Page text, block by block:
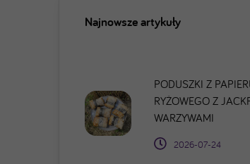
Najnowsze artykuły
PODUSZKI Z
RYŻOWEGO Z
WARZYWAMI
2026-07-24